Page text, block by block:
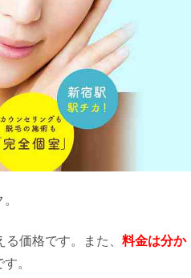
価格です。また、 料金は分か
。